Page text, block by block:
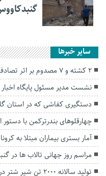
سایر خبرها
2 کشته و ۷ مصدوم بر اثر تصادف ۲ خودروی سواری در پارک ملی گلستان
نشست مدیر مسئول پایگاه
دستگیری کفاشی که در استان
چهارقلوهای بندرترکمن با
آمار بستری بیماران مبتلا به کرونا در
مراسم روز جهانی تالاب ها در
تولید سالانه ۲۰۰۰ تن شیر شتر در گلستان